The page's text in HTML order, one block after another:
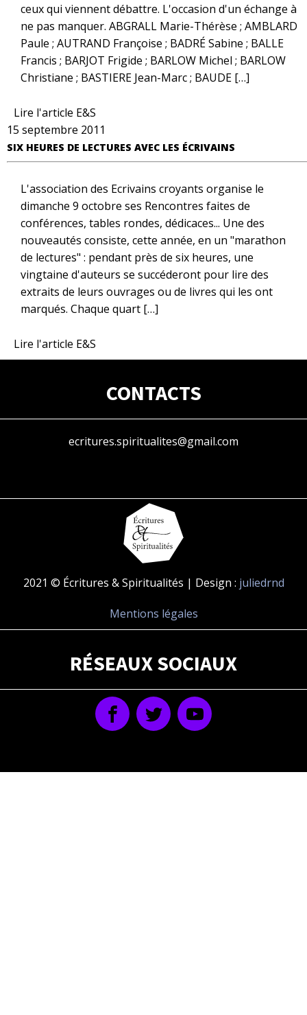
ceux qui viennent débattre. L'occasion d'un échange à
ne pas manquer. ABGRALL Marie-Thérèse ; AMBLARD
Paule ; AUTRAND Françoise ; BADRÉ Sabine ; BALLE
Francis ; BARJOT Frigide ; BARLOW Michel ; BARLOW
Christiane ; BASTIERE Jean-Marc ; BAUDE […]
Lire l'article E&S
15 septembre 2011
SIX HEURES DE LECTURES AVEC LES ÉCRIVAINS
L'association des Ecrivains croyants organise le
dimanche 9 octobre ses Rencontres faites de
conférences, tables rondes, dédicaces... Une des
nouveautés consiste, cette année, en un "marathon
de lectures" : pendant près de six heures, une
vingtaine d'auteurs se succéderont pour lire des
extraits de leurs ouvrages ou de livres qui les ont
marqués. Chaque quart […]
Lire l'article E&S
CONTACTS
ecritures.spiritualites@gmail.com
2021 © Écritures & Spiritualités | Design : juliedrnd
Mentions légales
RÉSEAUX SOCIAUX